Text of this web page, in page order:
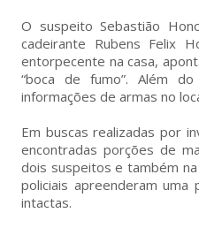
O suspeito Sebastião
cadeirante Rubens Felix
entorpecente na casa,
“boca de fumo”. Além
informações de armas no
Em buscas realizadas por
encontradas porções de
dois suspeitos e também na
policiais apreenderam uma
intactas.